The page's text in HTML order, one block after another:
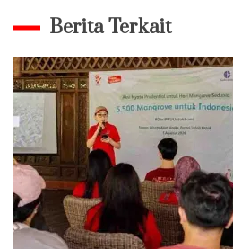
Berita Terkait